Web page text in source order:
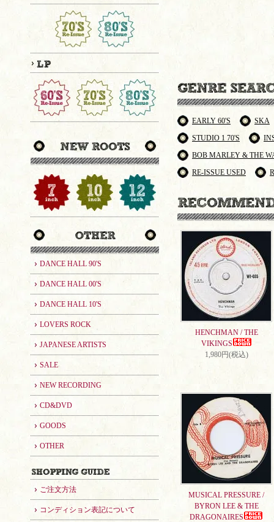
DANCE HALL 90'S
DANCE HALL 00'S
DANCE HALL 10'S
LOVERS ROCK
JAPANESE ARTISTS
SALE
NEW RECORDING
CD&DVD
GOODS
OTHER
ご注文方法
コンディション表記について
EARLY 60'S
SKA
STUDIO 1 70'S
BOB MARLEY & THE
RE-ISSUE USED
HENCHMAN / THE
VIKINGS
1,980円(税込)
MUSICAL PRESSURE /
BYRON LEE & THE
DRAGONAIRES